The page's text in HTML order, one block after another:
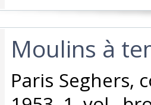
‎Moulins à
‎Paris Seghers,